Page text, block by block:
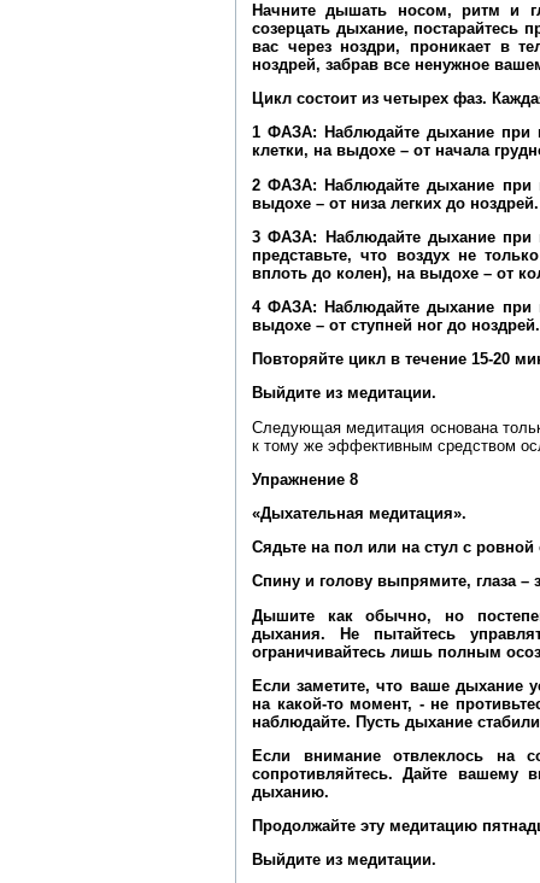
Начните дышать носом, ритм и
созерцать дыхание, постарайтесь
вас через ноздри, проникает в
ноздрей, забрав все ненужное
Цикл состоит из четырех фаз.
1 ФАЗА: Наблюдайте дыхание при
клетки, на выдохе – от начала
2 ФАЗА: Наблюдайте дыхание при
выдохе – от низа легких до ноздрей.
3 ФАЗА: Наблюдайте дыхание при
представьте, что воздух не
вплоть до колен), на выдохе – от
4 ФАЗА: Наблюдайте дыхание при
выдохе – от ступней ног до ноздрей.
Повторяйте цикл в течение 15-20
Выйдите из медитации.
Следующая медитация основана
к тому же эффективным средством
Упражнение 8
«Дыхательная медитация».
Сядьте на пол или на стул с
Спину и голову выпрямите, глаза –
Дышите как обычно, но
дыхания. Не пытайтесь
ограничивайтесь лишь полным
Если заметите, что ваше дыхание
на какой-то момент, - не
наблюдайте. Пусть дыхание
Если внимание отвлеклось на
сопротивляйтесь. Дайте вашему
дыханию.
Продолжайте эту медитацию
Выйдите из медитации.